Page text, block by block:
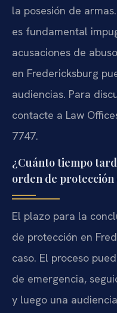
la posesión de
es fundamental
acusaciones de
en Fredericksburg
audiencias. Para
contacte a Law
7747.
¿Cuánto tiempo
orden de
El plazo para la
de protección en
caso. El proceso
de emergencia,
y luego una